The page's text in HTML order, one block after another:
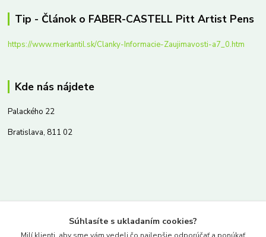
Tip - Článok o FABER-CASTELL Pitt Artist Pens
https://www.merkantil.sk/Clanky-Informacie-Zaujimavosti-a7_0.htm
Kde nás nájdete
Palackého 22
Bratislava, 811 02
www.merkantil.sk
Súhlasíte s ukladaním cookies?